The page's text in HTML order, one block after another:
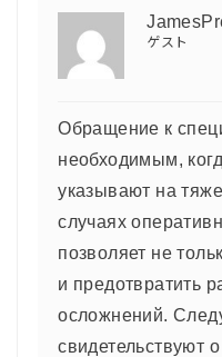
ゲスト
Обращение к
необходимым,
указывают на
случаях
позволяет не
и предотвратить
осложнений.
свидетельствуют